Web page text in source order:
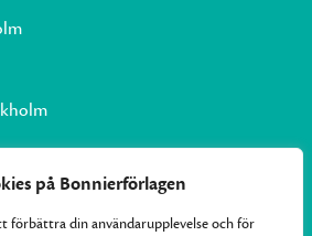
på Bonnierförlagen
förbättra din användarupplevelse och för
Bonnierförlagen